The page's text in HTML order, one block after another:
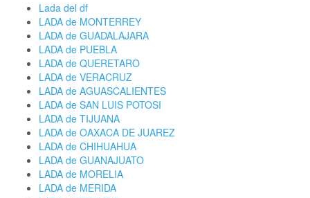
Lada del df
LADA de MONTERREY
LADA de GUADALAJARA
LADA de PUEBLA
LADA de QUERETARO
LADA de VERACRUZ
LADA de AGUASCALIENTES
LADA de SAN LUIS POTOSI
LADA de TIJUANA
LADA de OAXACA DE JUAREZ
LADA de CHIHUAHUA
LADA de GUANAJUATO
LADA de MORELIA
LADA de MERIDA